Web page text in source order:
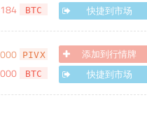
BTC
快捷到市场
PIVX
BTC
添加到行情牌
快捷到市场